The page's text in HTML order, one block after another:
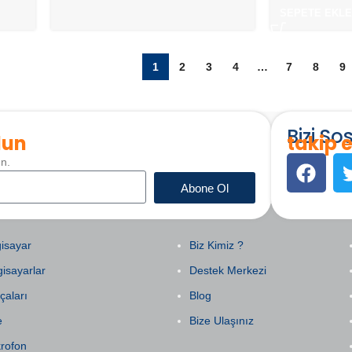
1 2 3 4 … 7 8 9
Abone Ol
Bizi
takip
Biz Kimiz ?
Destek Merkezi
Blog
Bize Ulaşınız